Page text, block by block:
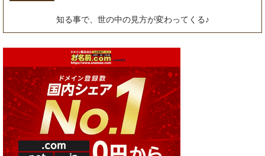
知る事で、世の中の見方が変わってくる♪